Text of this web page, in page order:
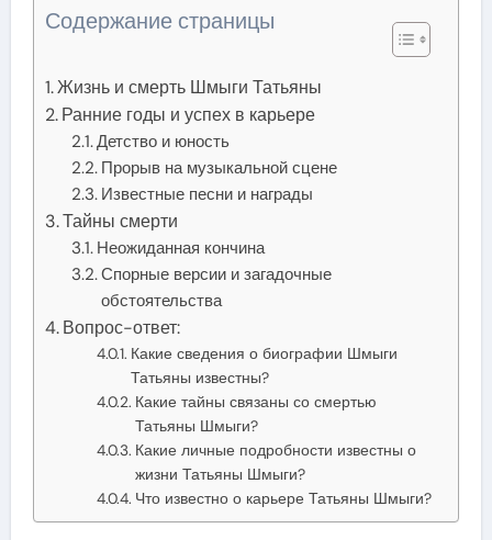
Содержание страницы
Жизнь и смерть Шмыги Татьяны
Ранние годы и успех в карьере
Детство и юность
Прорыв на музыкальной сцене
Известные песни и награды
Тайны смерти
Неожиданная кончина
Спорные версии и загадочные
обстоятельства
Вопрос-ответ:
Какие сведения о биографии Шмыги
Татьяны известны?
Какие тайны связаны со смертью
Татьяны Шмыги?
Какие личные подробности известны о
жизни Татьяны Шмыги?
Что известно о карьере Татьяны Шмыги?